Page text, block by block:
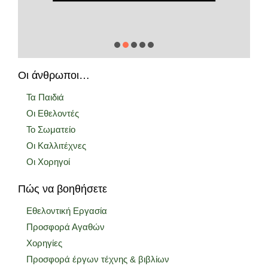
Οι άνθρωποι…
Τα Παιδιά
Οι Εθελοντές
Το Σωματείο
Οι Καλλιτέχνες
Οι Χορηγοί
Πώς να βοηθήσετε
Εθελοντική Εργασία
Προσφορά Αγαθών
Χορηγίες
Προσφορά έργων τέχνης & βιβλίων